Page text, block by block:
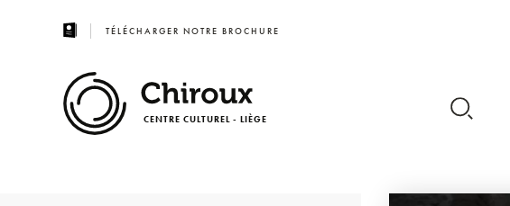
TÉLÉCHARGER NOTRE BROCHURE
CENTRE CULTUREL - LIÈGE